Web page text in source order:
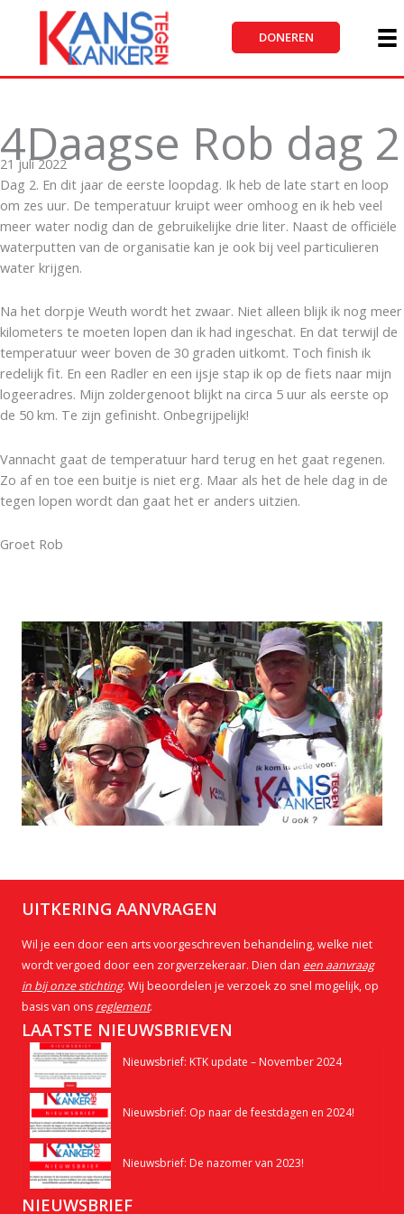
inhoud
DONEREN
4Daagse Rob dag 2
21 juli 2022
Dag 2. En dit jaar de eerste loopdag. Ik heb de late start en loop
om zes uur. De temperatuur kruipt weer omhoog en ik heb veel
meer water nodig dan de gebruikelijke drie liter. Naast de officiële
waterputten van de organisatie kan je ook bij veel particulieren
water krijgen.
Na het dorpje Weuth wordt het zwaar. Niet alleen blijk ik nog meer
kilometers te moeten lopen dan ik had ingeschat. En dat terwijl de
temperatuur weer boven de 30 graden uitkomt. Toch finish ik
redelijk fit. En een Radler en een ijsje stap ik op de fiets naar mijn
logeeradres. Mijn zoldergenoot blijkt na circa 5 uur als eerste op
de 50 km. Te zijn gefinisht. Onbegrijpelijk!
Vannacht gaat de temperatuur hard terug en het gaat regenen.
Zo af en toe een buitje is niet erg. Maar als het de hele dag in de
tegen lopen wordt dan gaat het er anders uitzien.
Groet Rob
UITKERING AANVRAGEN
Wil je een door een arts voorgeschreven behandeling, welke niet
wordt vergoed door een zorgverzekeraar. Dien dan een aanvraag
in bij onze stichting. Wij beoordelen je verzoek zo snel mogelijk, op
basis van ons reglement.
LAATSTE NIEUWSBRIEVEN
Nieuwsbrief: KTK update – November 2024
Nieuwsbrief: Op naar de feestdagen en 2024!
Nieuwsbrief: De nazomer van 2023!
NIEUWSBRIEF